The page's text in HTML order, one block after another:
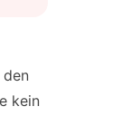
kein